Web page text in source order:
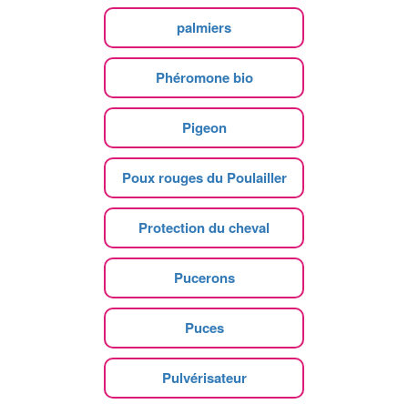
palmiers
Phéromone bio
Pigeon
Poux rouges du Poulailler
Protection du cheval
Pucerons
Puces
Pulvérisateur